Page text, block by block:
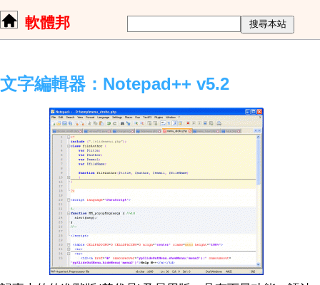
軟體邦
文字編輯器：Notepad++ v5.2